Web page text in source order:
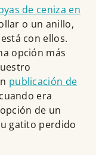
de ceniza en
o un anillo,
con ellos.
opción más
publicación de
era
de un
gatito perdido